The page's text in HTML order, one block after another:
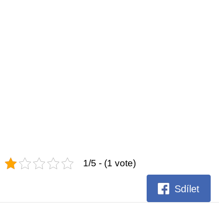
1/5 - (1 vote)
Sdílet